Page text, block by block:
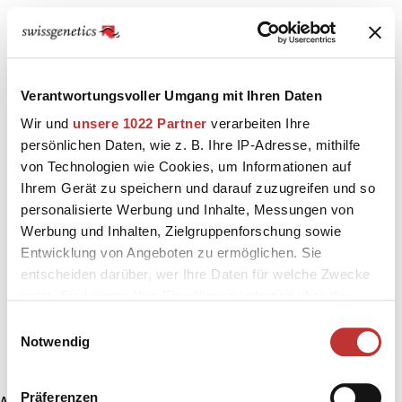
Verantwortungsvoller Umgang mit Ihren Daten
Wir und unsere 1022 Partner verarbeiten Ihre
persönlichen Daten, wie z. B. Ihre IP-Adresse, mithilfe
von Technologien wie Cookies, um Informationen auf
Ihrem Gerät zu speichern und darauf zuzugreifen und so
personalisierte Werbung und Inhalte, Messungen von
Werbung und Inhalten, Zielgruppenforschung sowie
Entwicklung von Angeboten zu ermöglichen. Sie
entscheiden darüber, wer Ihre Daten für welche Zwecke
Trigger Symbol ändern oder widerrufen
Notwendig
Präferenzen